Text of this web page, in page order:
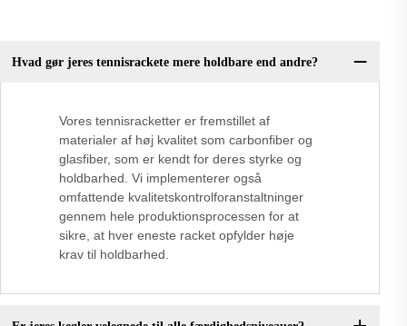
Hvad gør jeres tennisrackete mere holdbare end andre?
Vores tennisracketter er fremstillet af
materialer af høj kvalitet som carbonfiber og
glasfiber, som er kendt for deres styrke og
holdbarhed. Vi implementerer også
omfattende kvalitetskontrolforanstaltninger
gennem hele produktionsprocessen for at
sikre, at hver eneste racket opfylder høje
krav til holdbarhed.